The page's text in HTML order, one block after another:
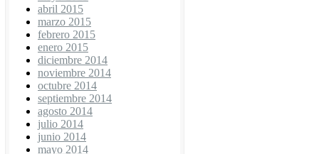
abril 2015
marzo 2015
febrero 2015
enero 2015
diciembre 2014
noviembre 2014
octubre 2014
septiembre 2014
agosto 2014
julio 2014
junio 2014
mayo 2014